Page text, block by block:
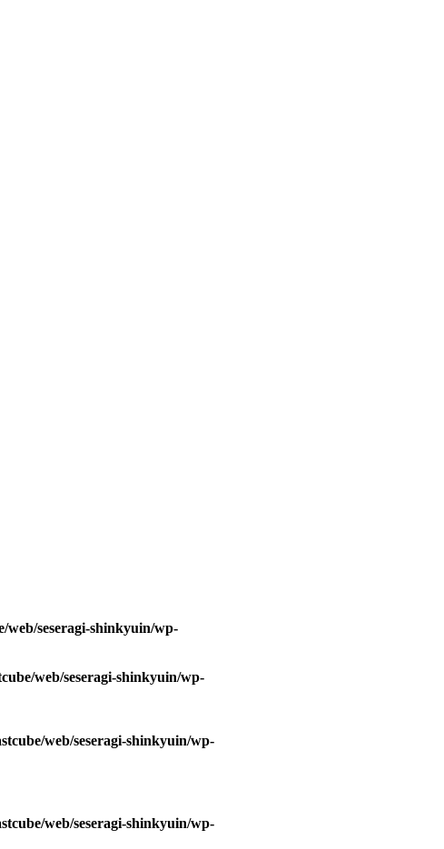
web/seseragi-shinkyuin/wp-
web/seseragi-shinkyuin/wp-
web/seseragi-shinkyuin/wp-
web/seseragi-shinkyuin/wp-